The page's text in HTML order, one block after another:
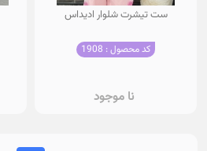
ست تیشرت شلوار ادیداس
کد محصول : 1908
نا موجود